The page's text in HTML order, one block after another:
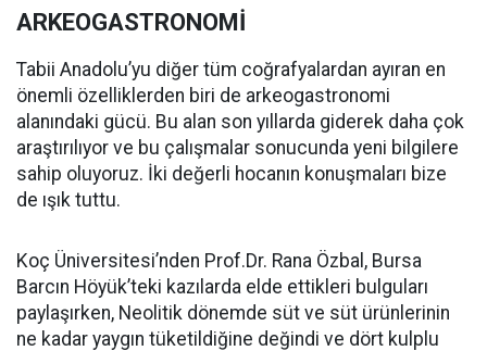
ARKEOGASTRONOMİ
Tabii Anadolu’yu diğer tüm coğrafyalardan ayıran en
önemli özelliklerden biri de arkeogastronomi
alanındaki gücü. Bu alan son yıllarda giderek daha çok
araştırılıyor ve bu çalışmalar sonucunda yeni bilgilere
sahip oluyoruz. İki değerli hocanın konuşmaları bize
de ışık tuttu.
Koç Üniversitesi’nden Prof.Dr. Rana Özbal, Bursa
Barcın Höyük’teki kazılarda elde ettikleri bulguları
paylaşırken, Neolitik dönemde süt ve süt ürünlerinin
ne kadar yaygın tüketildiğine değindi ve dört kulplu